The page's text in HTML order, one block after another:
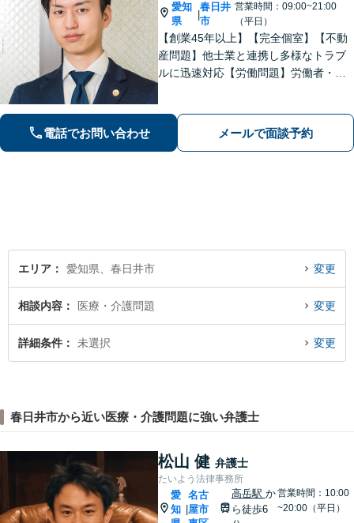
愛知
県
|
春日井
市
営業時間：09:00~21:00
（平日）
【創業45年以上】【完全個室】【不動
産問題】他士業と連携し多様なトラブ
ルに迅速対応【労働問題】労働者・使
日・夜間面談可】【電話・ビデオ面談
電話でお問い合わせ メールで面談予約
エリア 愛知県、春日井市 変更
相談内容 医療・介護問題 変更
詳細条件 未選択 変更
春日井市から近い医療・介護問題に強い弁護士
松山 健 弁護士
たいよう法律事務所
愛
知
名古
屋市
高岳駅 か
ら徒歩6
営業時間：10:00
~20:00（平日）